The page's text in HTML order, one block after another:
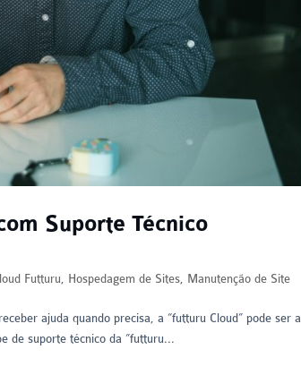
Suporte Técnico
Futturu, Hospedagem de Sites, Manutenção de Site
ajuda quando precisa, a “futturu Cloud” pode ser a
de suporte técnico da “futturu...